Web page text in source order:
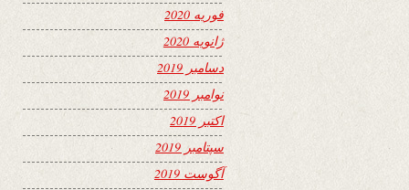
فوریه 2020
ژانویه 2020
دسامبر 2019
نوامبر 2019
اکتبر 2019
سپتامبر 2019
آگوست 2019